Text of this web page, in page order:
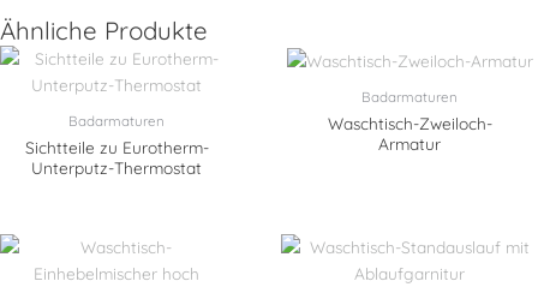
Ähnliche Produkte
Badarmaturen
Sichtteile zu Eurotherm-
Unterputz-Thermostat
Badarmaturen
Waschtisch-Zweiloch-
Armatur